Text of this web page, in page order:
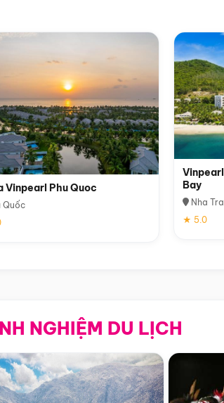
Vinpearl Phu Quoc
Quốc
Bay
Nha
★ 5.0
NGHIỆM DU LỊCH